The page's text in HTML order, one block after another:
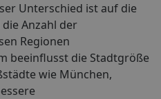
Unterschied ist auf die
Anzahl der
Regionen
beeinflusst die Stadtgröße
wie München,